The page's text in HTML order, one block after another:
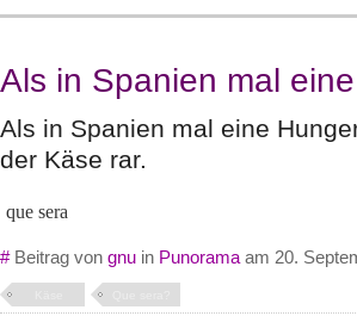
Als in Spanien mal
Als in Spanien mal eine
der Käse rar.
que sera
#Beitrag von gnu in Punorama am 20.